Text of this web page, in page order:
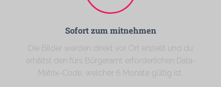
Sofort zum mitnehmen
Die Bilder werden direkt vor Ort erstellt und du
erhältst den fürs Bürgeramt erforderlichen Data-
Matrix-Code, welcher 6 Monate gültig ist.